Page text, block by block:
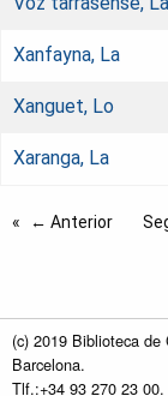
Xanfayna, La
Xanguet, Lo
Xaranga, La
← Anterior
(c) 2019 Biblioteca de
Barcelona.
Tlf.:+34 93 270 23